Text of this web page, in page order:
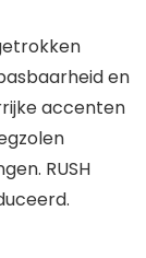
en
accenten
RUSH